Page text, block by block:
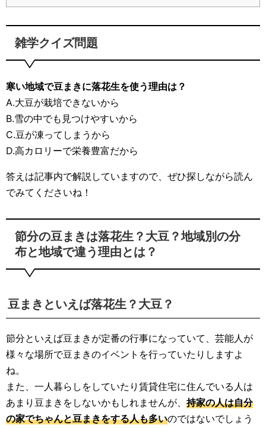
雑学クイズ問題
寒い地域で豆まきに落花生を使う理由は？
A.大豆が栽培できないから
B.雪の中でも見つけやすいから
C.豆が凍ってしまうから
D.高カロリーで栄養豊富だから
答えは記事内で解説していますので、ぜひ探しながら読ん
でみてくださいね！
節分の豆まきは落花生？大豆？地域別の分
布と地域で違う理由とは？
豆まきといえば落花生？大豆？
節分といえば豆まきが定番の行事になっていて、芸能人が
様々な場所で豆まきのイベントを行っていたりしますよ
ね。
また、一人暮らしをしていたり賃貸住宅に住んでいる人は
あまり豆まきをしないかもしれませんが、 持家の人は自分
の家でちゃんと豆まきをする人も多いのではないでしょう